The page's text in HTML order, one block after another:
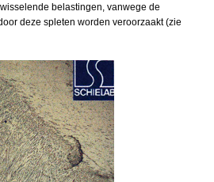
belastingen, vanwege de
deze spleten worden veroorzaakt (zie